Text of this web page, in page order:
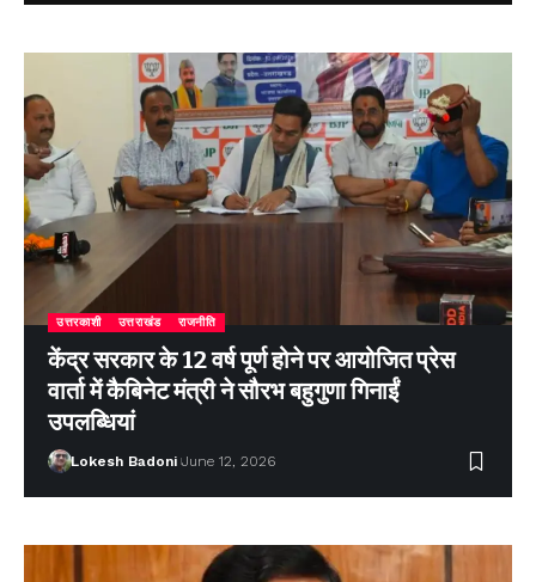
उत्तरकाशी उत्तराखंड राजनीति
केंद्र सरकार के 12 वर्ष पूर्ण होने पर आयोजित प्रेस
वार्ता में कैबिनेट मंत्री ने सौरभ बहुगुणा गिनाईं
उपलब्धियां
Lokesh Badoni June 12, 2026